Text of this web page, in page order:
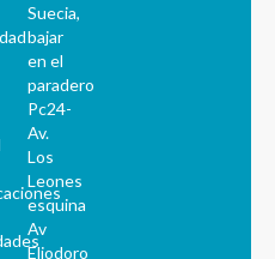
Suecia,
bajar
en el
paradero
Pc24-
Av.
Los
Leones
esquina
Av
Eliodoro